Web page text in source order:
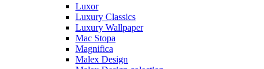
Luxor
Luxury Classics
Luxury Wallpaper
Mac Stopa
Magnifica
Malex Design